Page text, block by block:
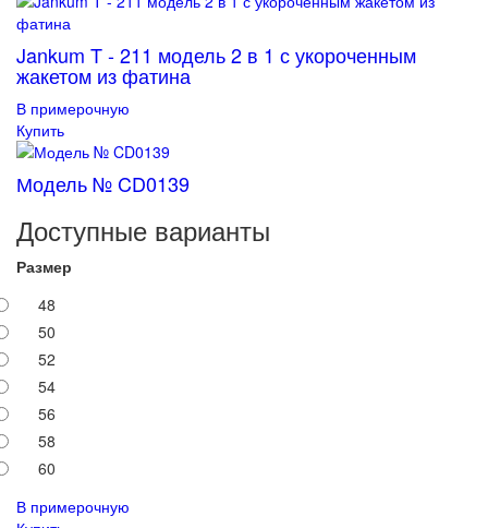
Jankum T - 211 модель 2 в 1 с укороченным
жакетом из фатина
В примерочную
Купить
Модель № CD0139
Доступные варианты
Размер
48
50
52
54
56
58
60
В примерочную